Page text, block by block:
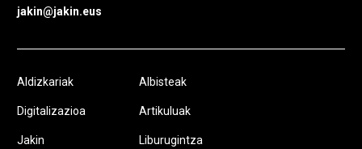
jakin@jakin.eus
Aldizkariak
Digitalizazioa
Jakin
Albisteak
Artikuluak
Liburugintza